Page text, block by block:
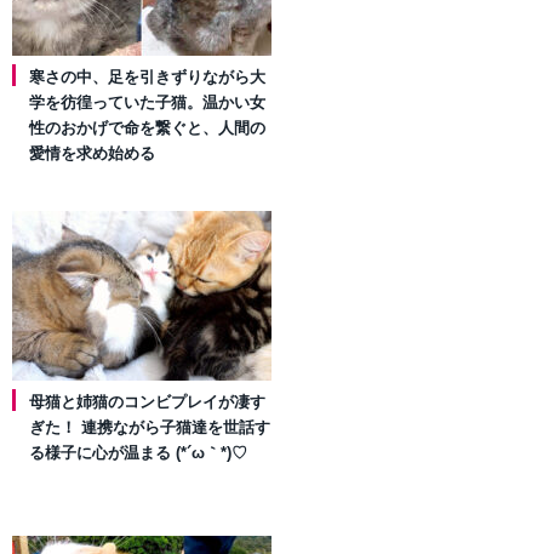
寒さの中、足を引きずりながら大
学を彷徨っていた子猫。温かい女
性のおかげで命を繋ぐと、人間の
愛情を求め始める
母猫と姉猫のコンビプレイが凄す
ぎた！ 連携ながら子猫達を世話す
る様子に心が温まる (*´ω｀*)♡